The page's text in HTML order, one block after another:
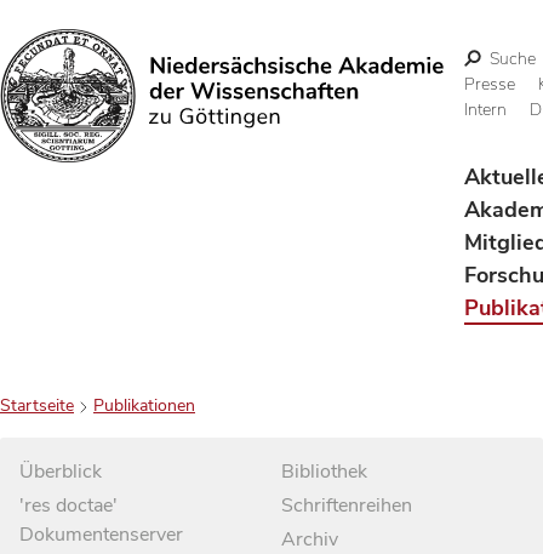
Suchen
Suche
Presse
Intern
Startseite Publikationen
Überblick
'res doctae'
Dokumentenserver
Bibliothek
Schriftenreihen
Archiv